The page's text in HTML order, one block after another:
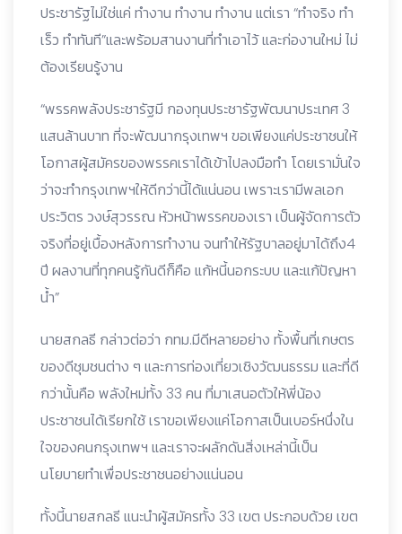
ประชารัฐไม่ใช่แค่ ทำงาน ทำงาน ทำงาน แต่เรา “ทำจริง ทำ
เร็ว ทำทันที”และพร้อมสานงานที่ทำเอาไว้ และก่องานใหม่ ไม่
ต้องเรียนรู้งาน
“พรรคพลังประชารัฐมี กองทุนประชารัฐพัฒนาประเทศ 3
แสนล้านบาท ที่จะพัฒนากรุงเทพฯ ขอเพียงแค่ประชาชนให้
โอกาสผู้สมัครของพรรคเราได้เข้าไปลงมือทำ โดยเรามั่นใจ
ว่าจะทำกรุงเทพฯให้ดีกว่านี้ได้แน่นอน เพราะเรามีพลเอก
ประวิตร วงษ์สุวรรณ หัวหน้าพรรคของเรา เป็นผู้จัดการตัว
จริงที่อยู่เบื้องหลังการทำงาน จนทำให้รัฐบาลอยู่มาได้ถึง4
ปี ผลงานที่ทุกคนรู้กันดีก็คือ แก้หนี้นอกระบบ และแก้ปัญหา
น้ำ”
นายสกลธี กล่าวต่อว่า กทม.มีดีหลายอย่าง ทั้งพื้นที่เกษตร
ของดีชุมชนต่าง ๆ และการท่องเที่ยวเชิงวัฒนธรรม และที่ดี
กว่านั้นคือ พลังใหม่ทั้ง 33 คน ที่มาเสนอตัวให้พี่น้อง
ประชาชนได้เรียกใช้ เราขอเพียงแค่โอกาสเป็นเบอร์หนึ่งใน
ใจของคนกรุงเทพฯ และเราจะผลักดันสิ่งเหล่านี้เป็น
นโยบายทำเพื่อประชาชนอย่างแน่นอน
ทั้งนี้นายสกลธี แนะนำผู้สมัครทั้ง 33 เขต ประกอบด้วย เขต